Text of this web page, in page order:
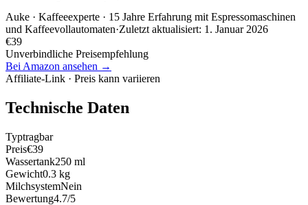
Auke · Kaffeeexperte · 15 Jahre Erfahrung mit Espressomaschinen
und Kaffeevollautomaten·Zuletzt aktualisiert: 1. Januar 2026
€39
Unverbindliche Preisempfehlung
Bei Amazon ansehen →
Affiliate-Link · Preis kann variieren
Technische Daten
Typtragbar
Preis€39
Wassertank250 ml
Gewicht0.3 kg
MilchsystemNein
Bewertung4.7/5